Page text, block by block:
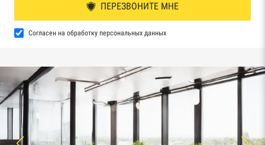
ПЕРЕЗВОНИТЕ МНЕ
Согласен на обработку персональных данных